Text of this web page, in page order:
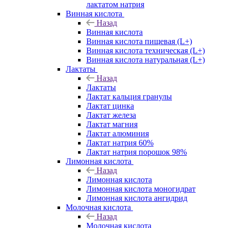
лактатом натрия
Винная кислота
Назад
Винная кислота
Винная кислота пищевая (L+)
Винная кислота техническая (L+)
Винная кислота натуральная (L+)
Лактаты
Назад
Лактаты
Лактат кальция гранулы
Лактат цинка
Лактат железа
Лактат магния
Лактат алюминия
Лактат натрия 60%
Лактат натрия порошок 98%
Лимонная кислота
Назад
Лимонная кислота
Лимонная кислота моногидрат
Лимонная кислота ангидрид
Молочная кислота
Назад
Молочная кислота